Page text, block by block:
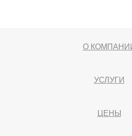
О
УСЛУГИ
ЦЕНЫ